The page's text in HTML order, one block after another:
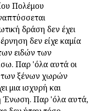
Πολέμου
δράση δεν έχει
δεν είχε καμία
ειδών των
Παρ 'όλα αυτά οι
των ξένων χωρών
μια ισχυρή και
Ένωση. Παρ 'όλα αυτά,